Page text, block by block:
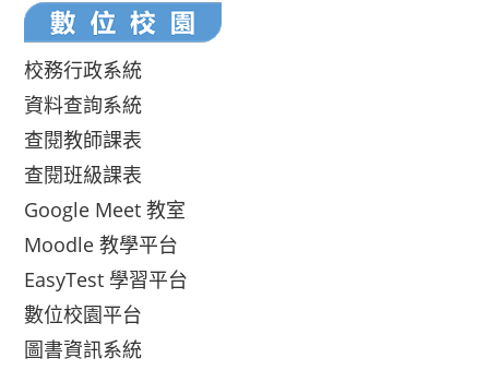
校務行政系統
資料查詢系統
查閱教師課表
查閱班級課表
Google Meet 教室
Moodle 教學平台
EasyTest 學習平台
數位校園平台
圖書資訊系統